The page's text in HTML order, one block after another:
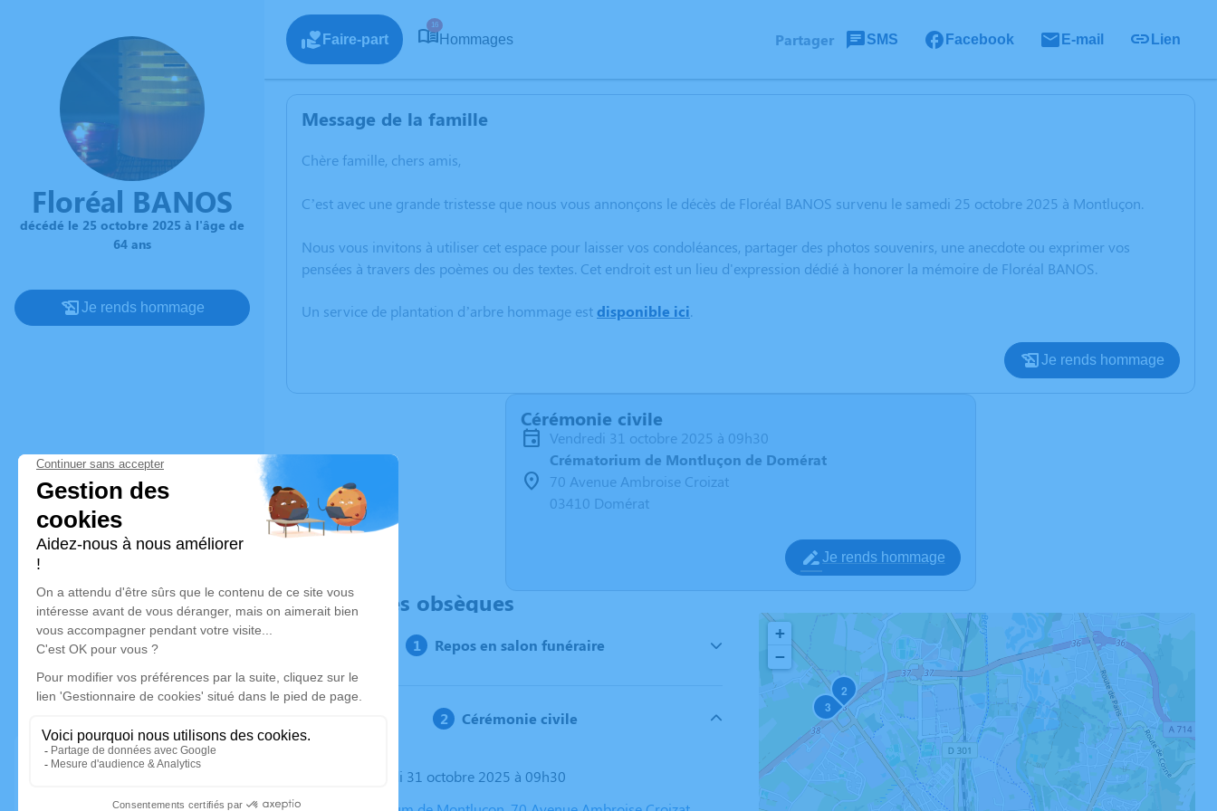
Floréal BANOS
décédé le 25 octobre 2025 à l'âge de
64 ans
Je rends hommage
Faire-part
16
Hommages Partager SMS Facebook E-mail Lien
Message de la famille
Chère famille, chers amis,
C’est avec une grande tristesse que nous vous annonçons le décès de Floréal BANOS survenu le samedi 25 octobre 2025 à Montluçon.
Nous vous invitons à utiliser cet espace pour laisser vos condoléances, partager des photos souvenirs, une anecdote ou exprimer vos
pensées à travers des poèmes ou des textes. Cet endroit est un lieu d'expression dédié à honorer la mémoire de Floréal BANOS.
Un service de plantation d’arbre hommage estdisponible ici.
Je rends hommage
Cérémonie civile
vendredi 31 octobre 2025 à 09h30
Crématorium de Montluçon de Domérat
70 Avenue Ambroise Croizat
03410 Domérat
Je rends hommage
Déroulé des obsèques
Repos en salon funéraire
Cérémonie civile
Le vendredi 31 octobre 2025 à 09h30
2
3
+
−